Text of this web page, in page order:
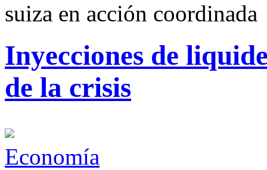
suiza en acción coordinada
Inyecciones de
de la crisis
Economía